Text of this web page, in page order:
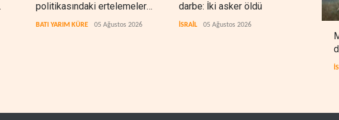
politikasındaki ertelemeler
ABD seçimlerini riske atıyor
BATI YARIM KÜRE 05 Ağustos 2026
darbe: İki asker öldü
İSRAİL 05 Ağustos 2026